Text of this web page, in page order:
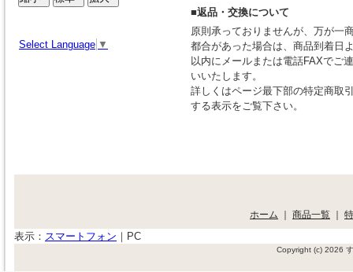
■返品・交換について
原則承っておりませんが、万が一
都合があった場合は、商品到着日
以内にメールまたは電話FAXでご
いいたします。
詳しくはページ最下部の特定商取
する表示をご覧下さい。
Select Language ▼
ホーム ｜ 商品一覧 ｜
表示： スマートフォン ｜ PC
Copyright (c) 2026